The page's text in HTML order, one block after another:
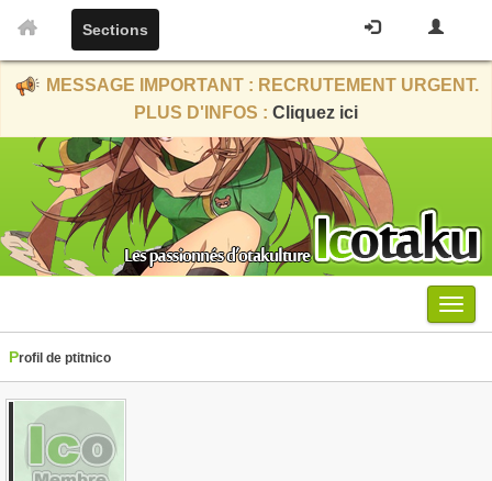
Sections
MESSAGE IMPORTANT : RECRUTEMENT URGENT.
PLUS D'INFOS : Cliquez ici
Menu
Profil de ptitnico